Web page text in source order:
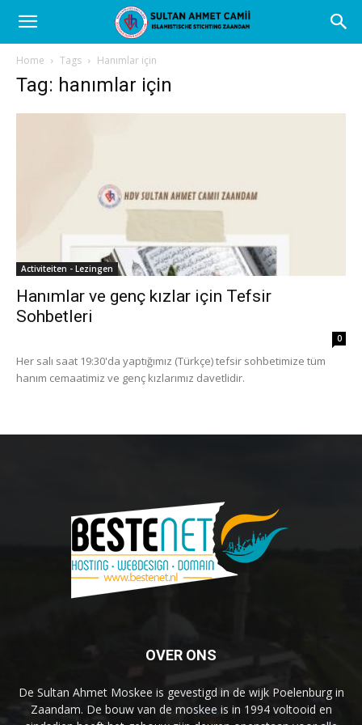
Home Tags Hanımlar için
Tag: hanımlar için
Activiteiten - Lezingen
Hanımlar ve genç kızlar için Tefsir
Sohbetleri
0
Her salı saat 19:30'da yaptığımız (Türkçe) tefsir sohbetimize tüm
hanım cemaatimiz ve genç kızlarımız davetlidir.
OVER ONS
De Sultan Ahmet Moskee is gevestigd in de wijk Poelenburg in
Zaandam. De bouw van de moskee is in 1994 voltooid en